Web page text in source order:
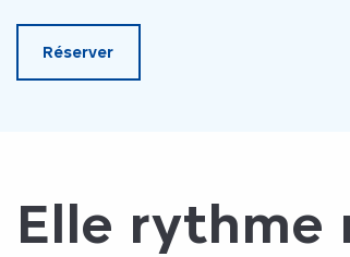
Réserver
Elle rythme